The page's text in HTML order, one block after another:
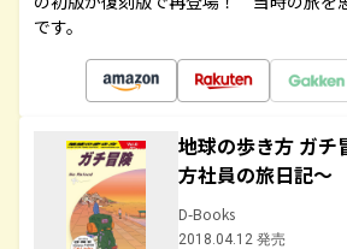
です。
地球の歩き方 ガチ
方社員の旅日記～
D-Books
2018.04.12 発売